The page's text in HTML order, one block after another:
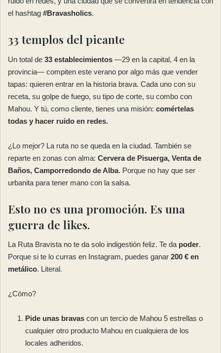
el hashtag #Bravasholics.
33 templos del picante
Un total de 33 establecimientos —29 en la capital, 4 en la
provincia— compiten este verano por algo más que vender
tapas: quieren entrar en la historia brava. Cada uno con su
receta, su golpe de fuego, su tipo de corte, su combo con
Mahou. Y tú, como cliente, tienes una misión: comértelas
todas y hacer ruido en redes.
¿Lo mejor? La ruta no se queda en la ciudad. También se
reparte en zonas con alma: Cervera de Pisuerga, Venta de
Baños, Camporredondo de Alba. Porque no hay que ser
urbanita para tener mano con la salsa.
Esto no es una promoción. Es una
guerra de likes.
La Ruta Bravista no te da solo indigestión feliz. Te da poder.
Porque si te lo curras en Instagram, puedes ganar 200 € en
metálico. Literal.
¿Cómo?
Pide unas bravas con un tercio de Mahou 5 estrellas o
cualquier otro producto Mahou en cualquiera de los
locales adheridos.